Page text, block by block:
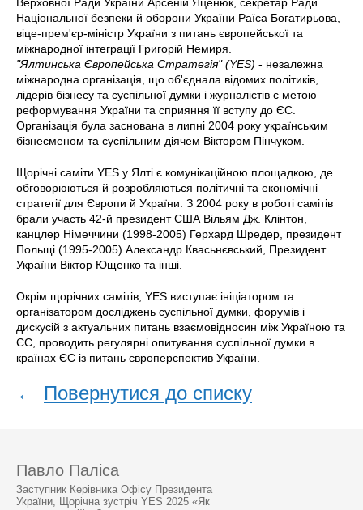
Верховної Ради України Арсеній Яценюк, секретар Ради
Національної безпеки й оборони України Раїса Богатирьова,
віце-прем'єр-міністр України з питань європейської та
міжнародної інтеграції Григорій Немиря.
"Ялтинська Європейська Стратегія" (YES) - незалежна
міжнародна організація, що об'єднала відомих політиків,
лідерів бізнесу та суспільної думки і журналістів c метою
реформування України та сприяння її вступу до ЄС.
Організація була заснована в липні 2004 року українським
бізнесменом та суспільним діячем Віктором Пінчуком.
Щорічні саміти YES у Ялті є комунікаційною площадкою, де
обговорюються й розробляються політичні та економічні
стратегії для Європи й України. З 2004 року в роботі самітів
брали участь 42-й президент США Вільям Дж. Клінтон,
канцлер Німеччини (1998-2005) Герхард Шредер, президент
Польщі (1995-2005) Александр Квасьнєвський, Президент
України Віктор Ющенко та інші.
Окрім щорічних самітів, YES виступає ініціатором та
організатором досліджень суспільної думки, форумів і
дискусій з актуальних питань взаємовідносин між Україною та
ЄС, проводить регулярні опитування суспільної думки в
країнах ЄС із питань європерспектив України.
← Повернутися до списку
Павло Паліса
Заступник Керівника Офісу Президента
України, Щорічна зустріч YES 2025 «Як